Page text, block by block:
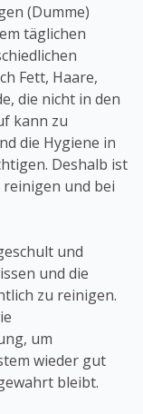
(Dumme)
täglichen
Fett, Haare,
die nicht in den
kann zu
die Hygiene in
Deshalb ist
und bei
und
und die
zu reinigen.
um
wieder gut
bleibt.